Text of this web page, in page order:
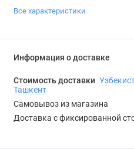
Все характеристики
Информация о доставке
Стоимость доставки
Ташкент
Самовывоз из магазина
Доставка с фиксированной